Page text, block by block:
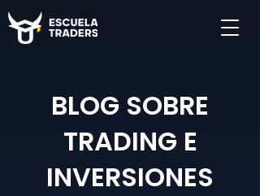
BLOG SOBRE
TRADING E
INVERSIONES